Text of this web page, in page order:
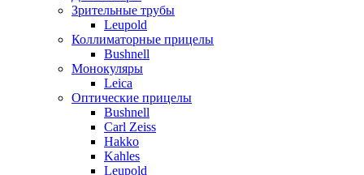
Зрительные трубы
Leupold
Коллиматорные прицелы
Bushnell
Монокуляры
Leica
Оптические прицелы
Bushnell
Carl Zeiss
Hakko
Kahles
Leupold